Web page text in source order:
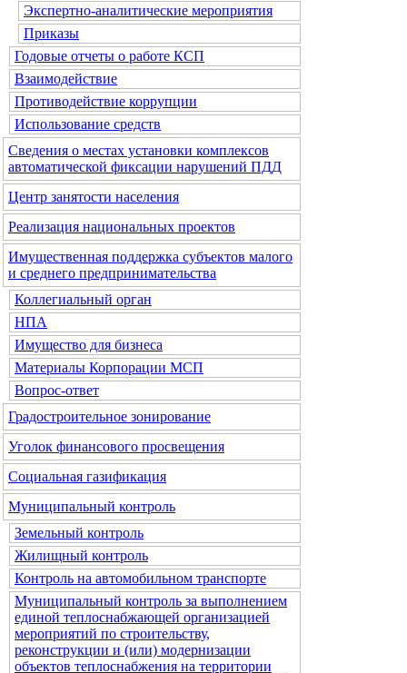
Экспертно-аналитические мероприятия
Приказы
Годовые отчеты о работе КСП
Взаимодействие
Противодействие коррупции
Использование средств
Сведения о местах установки комплексов
автоматической фиксации нарушений ПДД
Центр занятости населения
Реализация национальных проектов
Имущественная поддержка субъектов малого
и среднего предпринимательства
Коллегиальный орган
НПА
Имущество для бизнеса
Материалы Корпорации МСП
Вопрос-ответ
Градостроительное зонирование
Уголок финансового просвещения
Социальная газификация
Муниципальный контроль
Земельный контроль
Жилищный контроль
Контроль на автомобильном транспорте
Муниципальный контроль за выполнением
единой теплоснабжающей организацией
мероприятий по строительству,
реконструкции и (или) модернизации
объектов теплоснабжения на территории